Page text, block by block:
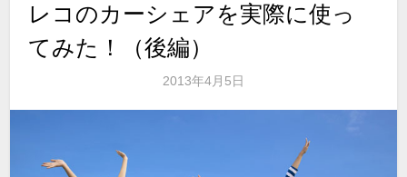
レコのカーシェアを実際に使っ
てみた！（後編）
2013年4月5日